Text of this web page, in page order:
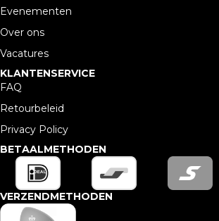
Evenementen
Over ons
Vacatures
KLANTENSERVICE
FAQ
Retourbeleid
Privacy Policy
BETAALMETHODEN
VERZENDMETHODEN